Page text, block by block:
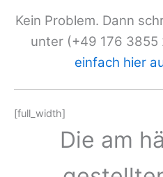
Kein Problem. Dann
unter (+49 176 3855
einfach hier
[full_width]
Die am